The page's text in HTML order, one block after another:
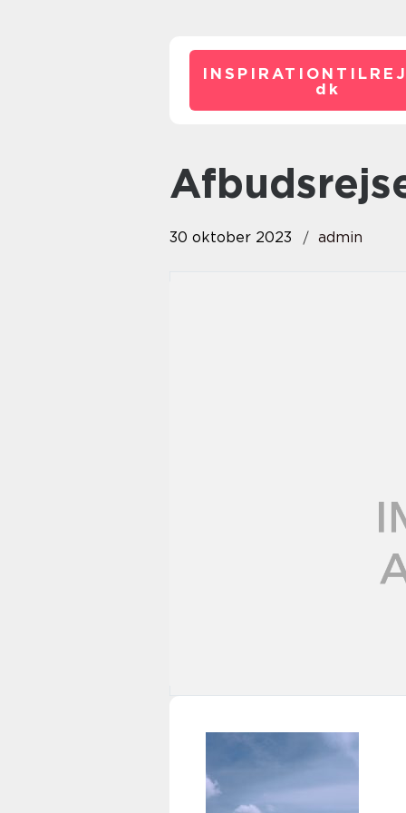
dk
30 oktober 2023 admin